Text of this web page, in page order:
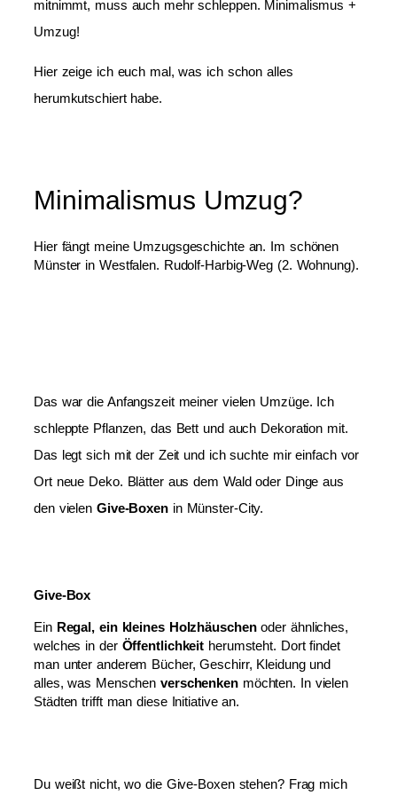
mitnimmt, muss auch mehr schleppen. Minimalismus +
Umzug!
Hier zeige ich euch mal, was ich schon alles
herumkutschiert habe.
Minimalismus Umzug?
Hier fängt meine Umzugsgeschichte an. Im schönen
Münster in Westfalen. Rudolf-Harbig-Weg (2. Wohnung).
Das war die Anfangszeit meiner vielen Umzüge. Ich
schleppte Pflanzen, das Bett und auch Dekoration mit.
Das legt sich mit der Zeit und ich suchte mir einfach vor
Ort neue Deko. Blätter aus dem Wald oder Dinge aus
den vielen Give-Boxen in Münster-City.
Give-Box
Ein Regal, ein kleines Holzhäuschenoder ähnliches,
welches in der Öffentlichkeit herumsteht. Dort findet
man unter anderem Bücher, Geschirr, Kleidung und
alles, was Menschen verschenken möchten. In vielen
Städten trifft man diese Initiative an.
Du weißt nicht, wo die Give-Boxen stehen? Frag mich